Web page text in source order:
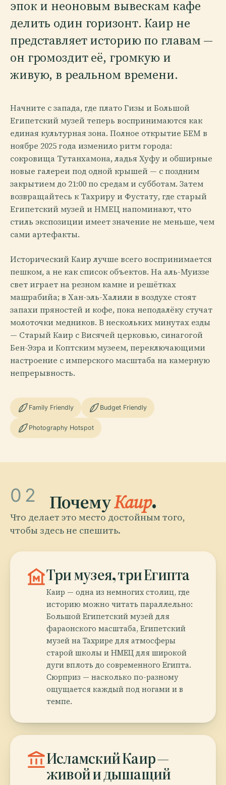
эпок и неоновым вывескам кафе
делить один горизонт. Каир не
представляет историю по главам —
он громоздит её, громкую и
живую, в реальном времени.
Начните с запада, где плато Гизы и Большой
Египетский музей теперь воспринимаются как
единая культурная зона. Полное открытие БЕМ в
ноябре 2025 года изменило ритм города:
сокровища Тутанхамона, ладья Хуфу и обширные
новые галереи под одной крышей — с поздним
закрытием до 21:00 по средам и субботам. Затем
возвращайтесь к Тахриру и Фустату, где старый
Египетский музей и НМЕЦ напоминают, что
стиль экспозиции имеет значение не меньше, чем
сами артефакты.
Исторический Каир лучше всего воспринимается
пешком, а не как список объектов. На аль-Муиззе
свет играет на резном камне и решётках
машрабийа; в Хан-эль-Халили в воздухе стоят
запахи пряностей и кофе, пока неподалёку стучат
молоточки медников. В нескольких минутах езды
— Старый Каир с Висячей церковью, синагогой
Бен-Эзра и Коптским музеем, переключающими
настроение с имперского масштаба на камерную
непрерывность.
Family Friendly Budget Friendly
Photography Hotspot
02 ПочемуКаир.
Что делает это место достойным того,
чтобы здесь не спешить.
museumТри музея, три Египта
Каир — одна из немногих столиц, где
историю можно читать параллельно:
Большой Египетский музей для
фараонского масштаба, Египетский
музей на Тахрире для атмосферы
старой школы и НМЕЦ для широкой
дуги вплоть до современного Египта.
Сюрприз — насколько по-разному
ощущается каждый под ногами и в
темпе.
account_balanceИсламский Каир —
живой и дышащий